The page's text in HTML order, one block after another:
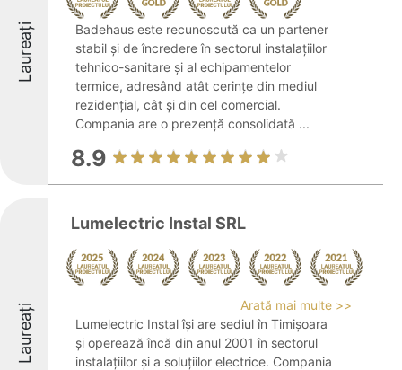
Laureați
Badehaus este recunoscută ca un partener
stabil și de încredere în sectorul instalațiilor
tehnico-sanitare și al echipamentelor
termice, adresând atât cerințe din mediul
rezidențial, cât și din cel comercial.
Compania are o prezență consolidată ...
8.9
Laureați
Lumelectric Instal SRL
Arată mai multe >>
Lumelectric Instal își are sediul în Timișoara
și operează încă din anul 2001 în sectorul
instalațiilor și a soluțiilor electrice. Compania